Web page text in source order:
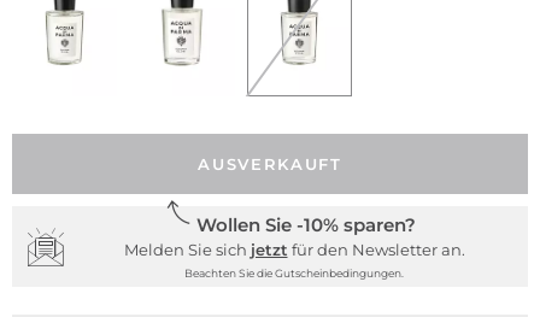
AUSVERKAUFT
Wollen Sie -10% sparen?
Melden Sie sich jetzt für den Newsletter an.
Beachten Sie die Gutscheinbedingungen.